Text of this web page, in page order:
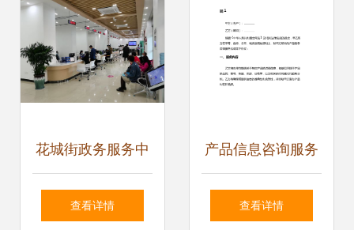
花城街政务服务中
心新址开放，母婴
查看详情
产品信息咨询服务
合同解析与应用
查看详情